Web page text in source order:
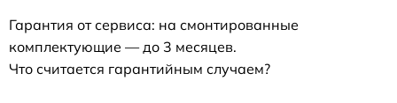
Гарантия от сервиса: на смонтированные
комплектующие — до 3 месяцев.
Что считается гарантийным случаем?